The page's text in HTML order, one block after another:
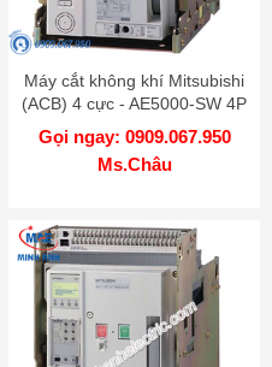
Máy cắt không khí Mitsubishi
(ACB) 4 cực - AE5000-SW 4P
5000A 130kA FIX
Gọi ngay: 0909.067.950
Ms.Châu